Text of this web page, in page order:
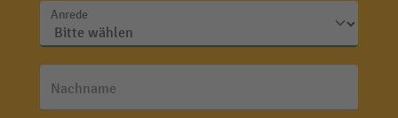
Anrede
Nachname